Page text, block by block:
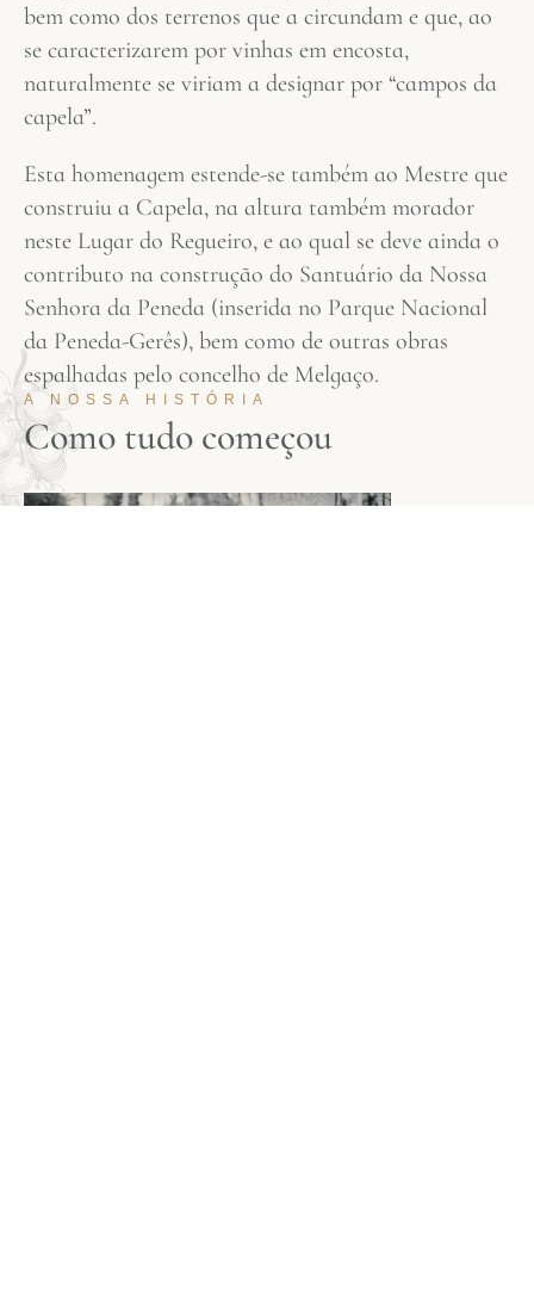
A NOSSA HISTÓRIA
Como tudo começou
bem como dos terrenos que a circundam e que, ao
se caracterizarem por vinhas em encosta,
naturalmente se viriam a designar por “campos da
capela”.
Esta homenagem estende-se também ao Mestre que
construiu a Capela, na altura também morador
neste Lugar do Regueiro, e ao qual se deve ainda o
contributo na construção do Santuário da Nossa
Senhora da Peneda (inserida no Parque Nacional
da Peneda-Gerês), bem como de outras obras
espalhadas pelo concelho de Melgaço.